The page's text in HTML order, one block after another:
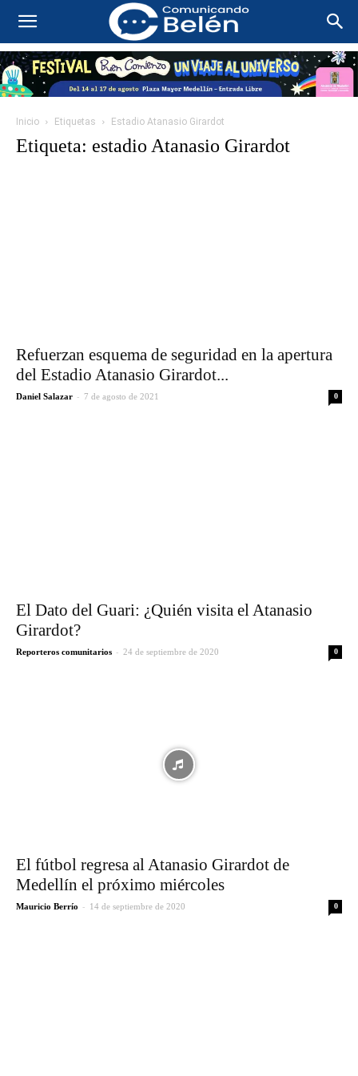
Inicio Etiquetas Estadio Atanasio Girardot
Etiqueta: estadio Atanasio Girardot
Refuerzan esquema de seguridad en la apertura
del Estadio Atanasio Girardot...
Daniel Salazar - 7 de agosto de 2021 0
El Dato del Guari: ¿Quién visita el Atanasio
Girardot?
Reporteros comunitarios - 24 de septiembre de 2020 0
El fútbol regresa al Atanasio Girardot de
Medellín el próximo miércoles
Mauricio Berrío - 14 de septiembre de 2020 0